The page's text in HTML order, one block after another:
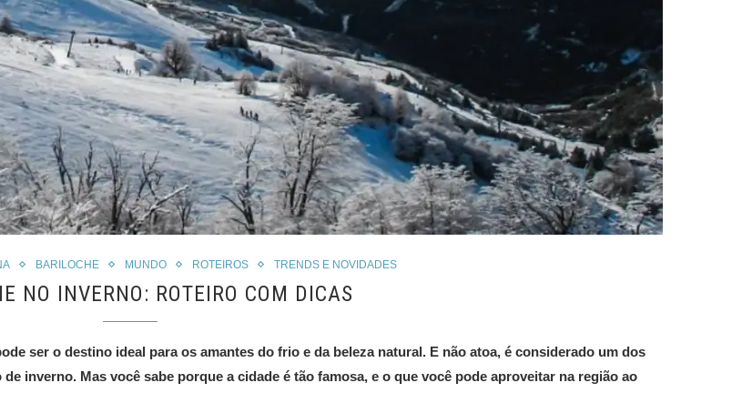
BARILOCHE MUNDO ROTEIROS TRENDS E NOVIDADES
NO INVERNO: ROTEIRO COM DICAS
ser o destino ideal para os amantes do frio e da beleza natural. E não atoa, é considerado um dos
inverno. Mas você sabe porque a cidade é tão famosa, e o que você pode aproveitar na região ao